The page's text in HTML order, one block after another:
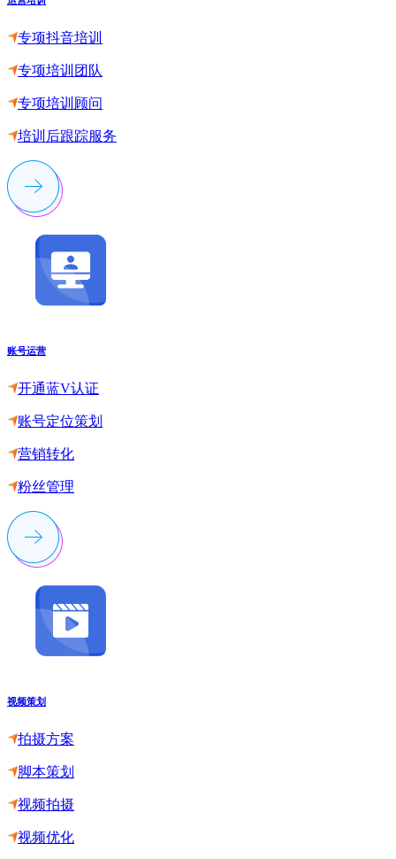
专项抖音培训
专项培训团队
专项培训顾问
培训后跟踪服务
账号运营
开通蓝V认证
账号定位策划
营销转化
粉丝管理
视频策划
拍摄方案
脚本策划
视频拍摄
视频优化